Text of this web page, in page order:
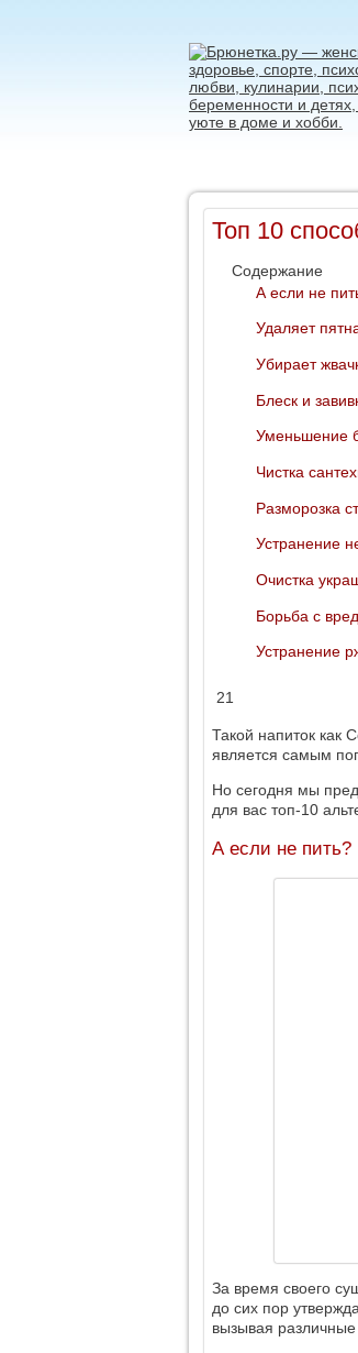
Топ 10
Содержание
А если не
Удаляет
Убирает
Блеск и
Уменьшение
Чистка
Разморозка
Устранение
Очистка
Борьба с
Устранение
21
Такой напиток как
является самым
Но сегодня мы
для вас топ-10
А если не пить?
За время своего
до сих пор
вызывая